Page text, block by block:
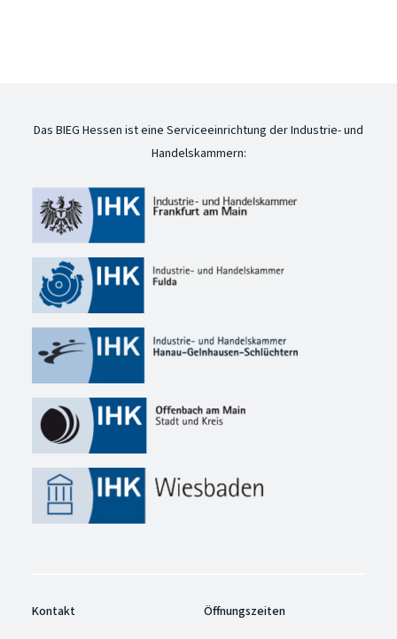
Das BIEG Hessen ist eine Serviceeinrichtung der Industrie- und
Handelskammern:
Kontakt Öffnungszeiten